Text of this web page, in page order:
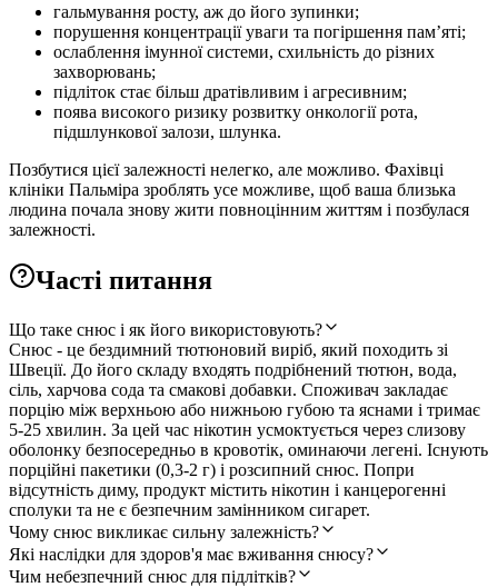
гальмування росту, аж до його зупинки;
порушення концентрації уваги та погіршення пам’яті;
ослаблення імунної системи, схильність до різних
захворювань;
підліток стає більш дратівливим і агресивним;
поява високого ризику розвитку онкології рота,
підшлункової залози, шлунка.
Позбутися цієї залежності нелегко, але можливо. Фахівці
клініки Пальміра зроблять усе можливе, щоб ваша близька
людина почала знову жити повноцінним життям і позбулася
залежності.
Часті питання
Що таке снюс і як його використовують?
Снюс - це бездимний тютюновий виріб, який походить зі
Швеції. До його складу входять подрібнений тютюн, вода,
сіль, харчова сода та смакові добавки. Споживач закладає
порцію між верхньою або нижньою губою та яснами і тримає
5-25 хвилин. За цей час нікотин усмоктується через слизову
оболонку безпосередньо в кровотік, оминаючи легені. Існують
порційні пакетики (0,3-2 г) і розсипний снюс. Попри
відсутність диму, продукт містить нікотин і канцерогенні
сполуки та не є безпечним замінником сигарет.
Чому снюс викликає сильну залежність?
Які наслідки для здоров'я має вживання снюсу?
Чим небезпечний снюс для підлітків?